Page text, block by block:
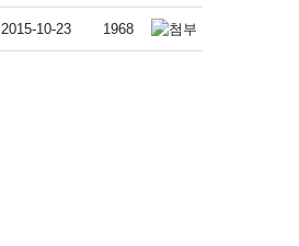
2015-10-23 1968